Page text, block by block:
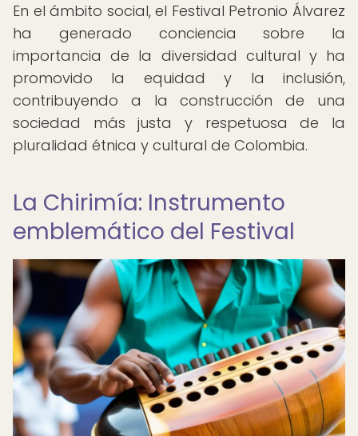
En el ámbito social, el Festival Petronio Álvarez
ha generado conciencia sobre la
importancia de la diversidad cultural y ha
promovido la equidad y la inclusión,
contribuyendo a la construcción de una
sociedad más justa y respetuosa de la
pluralidad étnica y cultural de Colombia.
La Chirimía: Instrumento
emblemático del Festival